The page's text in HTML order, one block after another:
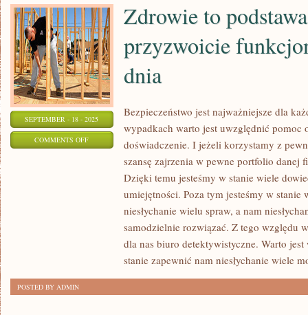
SEPTEMBER - 18 - 2025
COMMENTS OFFON
PRZYZWOICIE
FUNKCJONOWAĆ
KAŻDEGO
DNIA
Zdrowie to
przyzwoicie
dnia
Bezpieczeństwo jest najważniejsze dla
wypadkach warto jest uwzględnić pomoc
doświadczenie. I jeżeli korzystamy z
szansę zajrzenia w pewne portfolio danej
Dzięki temu jesteśmy w stanie wiele
umiejętności. Poza tym jesteśmy w stanie
niesłychanie wielu spraw, a nam
samodzielnie rozwiązać. Z tego względu
dla nas biuro detektywistyczne. Warto
stanie zapewnić nam niesłychanie wiele
POSTED BY ADMIN